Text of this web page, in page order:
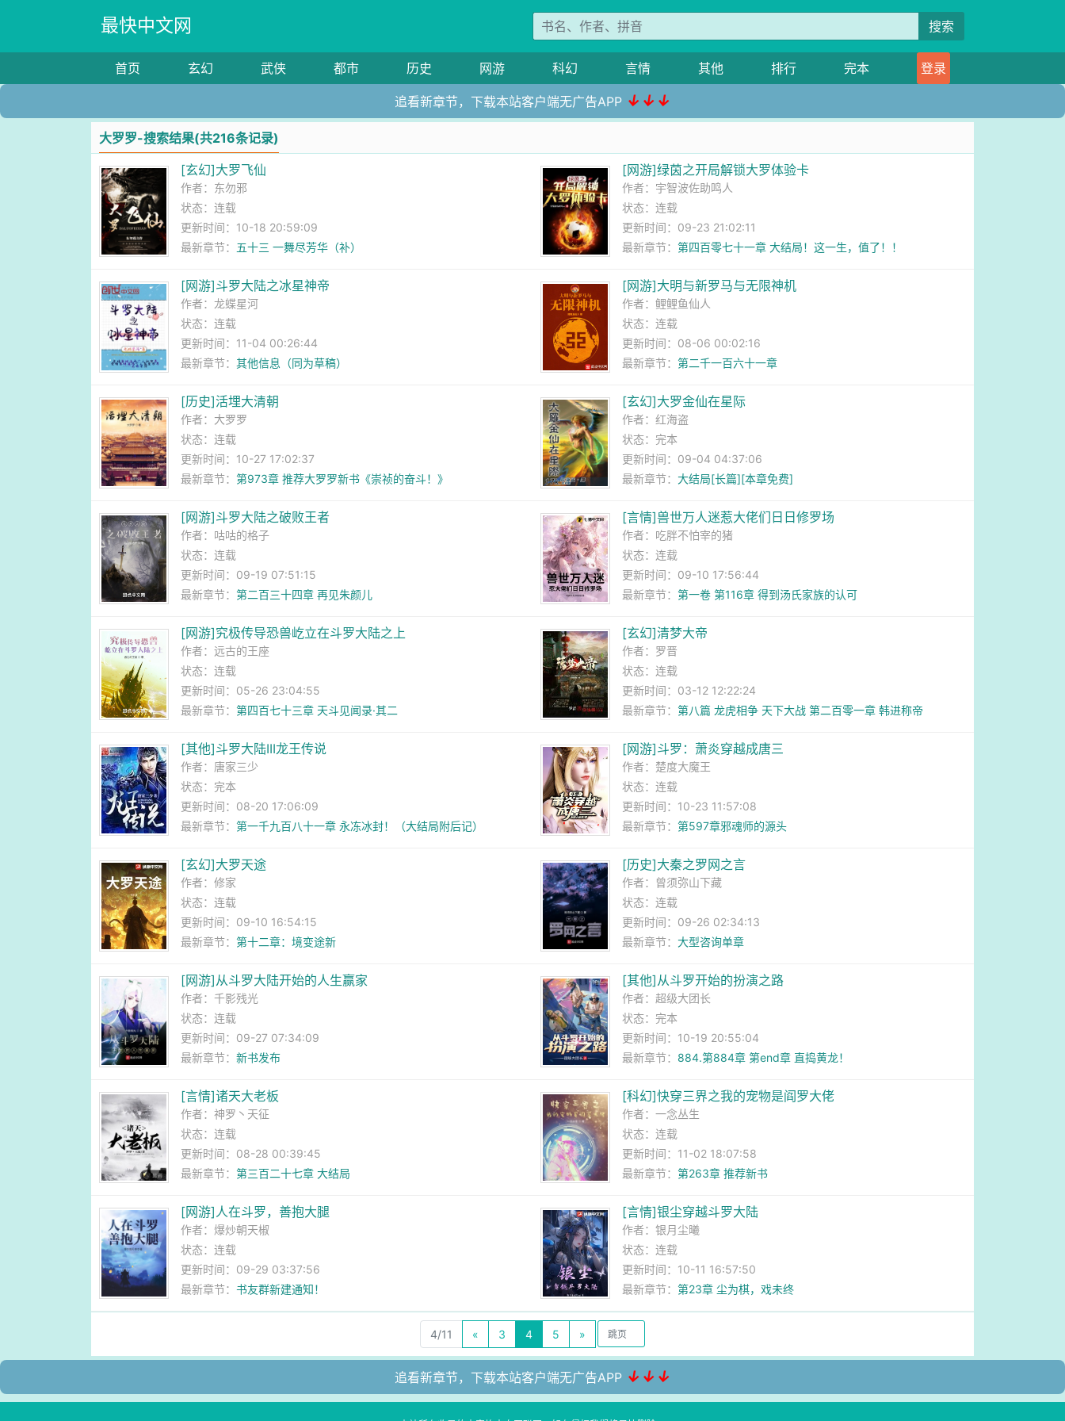
最快中文网 搜索
首页 玄幻 武侠 都市 历史 网游 科幻 言情 其他 排行 完本 登录
追看新章节，下载本站客户端无广告APP ↓↓↓
大罗罗-搜索结果(共216条记录)
[玄幻]大罗飞仙
作者： 东勿邪
状态：连载
更新时间：10-18 20:59:09
最新章节： 五十三 一舞尽芳华（补）
[网游]绿茵之开局解锁大罗体验卡
作者： 宇智波佐助鸣人
状态：连载
更新时间：09-23 21:02:11
最新章节： 第四百零七十一章 大结局！这一生，值了！！
[网游]斗罗大陆之冰星神帝
作者：龙蝶星河
状态：连载
更新时间：11-04 00:26:44
最新章节：其他信息（同为草稿）
[网游]大明与新罗马与无限神机
作者： 鲤鲤鱼仙人
状态：连载
更新时间：08-06 00:02:16
最新章节： 第二千一百六十一章
[历史]活埋大清朝
作者： 大罗罗
状态：连载
更新时间：10-27 17:02:37
最新章节：第973章 推荐大罗罗新书《崇祯的奋斗！》
[玄幻]大罗金仙在星际
作者： 红海盗
状态：完本
更新时间：09-04 04:37:06
最新章节： 大结局[长篇][本章免费]
[网游]斗罗大陆之破败王者
作者： 咕咕的格子
状态：连载
更新时间：09-19 07:51:15
最新章节：第二百三十四章 再见朱颜儿
[言情]兽世万人迷惹大佬们日日修罗场
作者： 吃胖不怕宰的猪
状态：连载
更新时间：09-10 17:56:44
最新章节： 第一卷 第116章 得到汤氏家族的认可
[网游]究极传导恐兽屹立在斗罗大陆之上
作者：远古的王座
状态：连载
更新时间：05-26 23:04:55
最新章节：第四百七十三章 天斗见闻录·其二
[玄幻]清梦大帝
作者： 罗晋
状态：连载
更新时间：03-12 12:22:24
最新章节： 第八篇 龙虎相争 天下大战 第二百零一章 韩进称帝
[其他]斗罗大陆III龙王传说
作者： 唐家三少
状态：完本
更新时间：08-20 17:06:09
最新章节：第一千九百八十一章 永冻冰封！（大结局附后记）
[网游]斗罗：萧炎穿越成唐三
作者： 楚度大魔王
状态：连载
更新时间：10-23 11:57:08
最新章节： 第597章邪魂师的源头
[玄幻]大罗天途
作者：修家
状态：连载
更新时间：09-10 16:54:15
最新章节：第十二章：境变途新
[历史]大秦之罗网之言
作者：
曾须弥山下藏
状态：连载
更新时间：09-26 02:34:13
最新章节： 大型咨询单章
[网游]从斗罗大陆开始的人生赢家
作者：千影残光
状态：连载
更新时间：09-27 07:34:09
最新章节：新书发布
[其他]从斗罗开始的扮演之路
作者： 超级大团长
状态：完本
更新时间：10-19 20:55:04
最新章节： 884.第884章 第end章 直捣黄龙！
[言情]诸天大老板
作者：神罗丶天征
状态：连载
更新时间：08-28 00:39:45
最新章节：第三百二十七章 大结局
[科幻]快穿三界之我的宠物是阎罗大佬
作者： 一念丛生
状态：连载
更新时间：11-02 18:07:58
最新章节： 第263章 推荐新书
[网游]人在斗罗，善抱大腿
作者：爆炒朝天椒
状态：连载
更新时间：09-29 03:37:56
最新章节：书友群新建通知！
[言情]银尘穿越斗罗大陆
作者： 银月尘曦
状态：连载
更新时间：10-11 16:57:50
最新章节： 第23章 尘为棋，戏未终
4/11 « 3 4 5 »
追看新章节，下载本站客户端无广告APP ↓↓↓